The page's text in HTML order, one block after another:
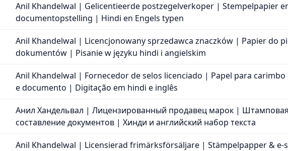
Anil Khandelwal | Gelicentieerde postzegelverkoper | Stempelpapier
documentopstelling | Hindi en Engels typen
Anil Khandelwal | Licencjonowany sprzedawca znaczków | Papier do
dokumentów | Pisanie w języku hindi i angielskim
Anil Khandelwal | Fornecedor de selos licenciado | Papel para
e documento | Digitação em hindi e inglês
Анил Хандельвал | Лицензированный продавец марок |
составление документов | Хинди и английский набор текста
Anil Khandelwal | Licensierad frimärksförsäljare | Stämpelpapper &